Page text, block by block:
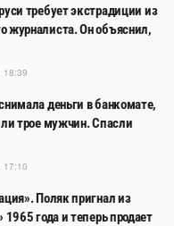
требует экстрадиции из
журналиста. Он объяснил,
деньги в банкомате,
трое мужчин. Спасли
Поляк пригнал из
1965 года и теперь продает